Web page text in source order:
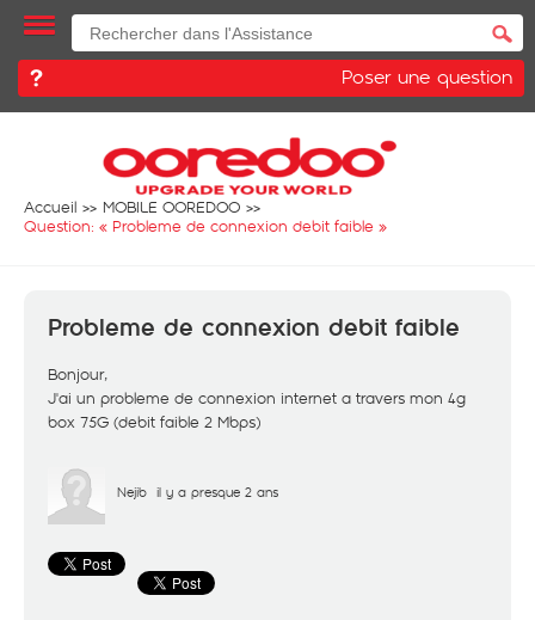
Poser une question
Accueil
MOBILE OOREDOO
Question: « Probleme de connexion debit faible »
Probleme de connexion debit faible
Bonjour,
J'ai un probleme de connexion internet a travers mon 4g
box 75G (debit faible 2 Mbps)
Nejib il y a presque 2 ans